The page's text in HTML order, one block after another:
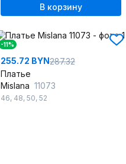
В корзину
-11%
255.72 BYN287.32
Платье
Mislana 11073
46, 48, 50, 52